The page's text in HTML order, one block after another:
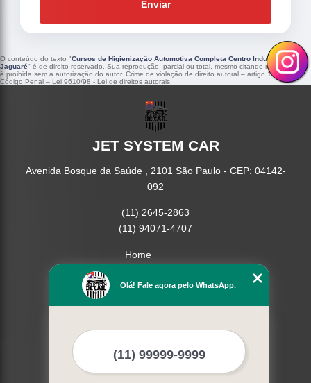
Enviar
O conteúdo do texto "Cursos de Higienização Automotiva Completa Centro Industrial
Jaguaré" é de direito reservado. Sua reprodução, parcial ou total, mesmo citando nossos links,
é proibida sem a autorização do autor. Crime de violação de direito autoral – artigo 184 do
Código Penal – Lei 9610/98 - Lei de direitos autorais
JET SYSTEM CAR
Avenida Bosque da Saúde , 2101 São Paulo - CEP: 04142-
092
(11) 2645-2863
(11) 94071-4707
Home
Missão
Mapa do site
Mais Serviços
Olá! Fale agora pelo WhatsApp.